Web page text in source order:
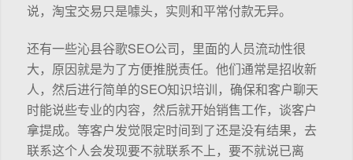
说，淘宝交易只是噱头，实则和平常付款无异。
还有一些沁县谷歌SEO公司，里面的人员流动性很
大，原因就是为了方便推脱责任。他们通常是招收新
人，然后进行简单的SEO知识培训，确保和客户聊天
时能说些专业的内容，然后就开始销售工作，谈客户
拿提成。等客户发觉限定时间到了还是没有结果，去
联系这个人会发现要不就联系不上，要不就说已离